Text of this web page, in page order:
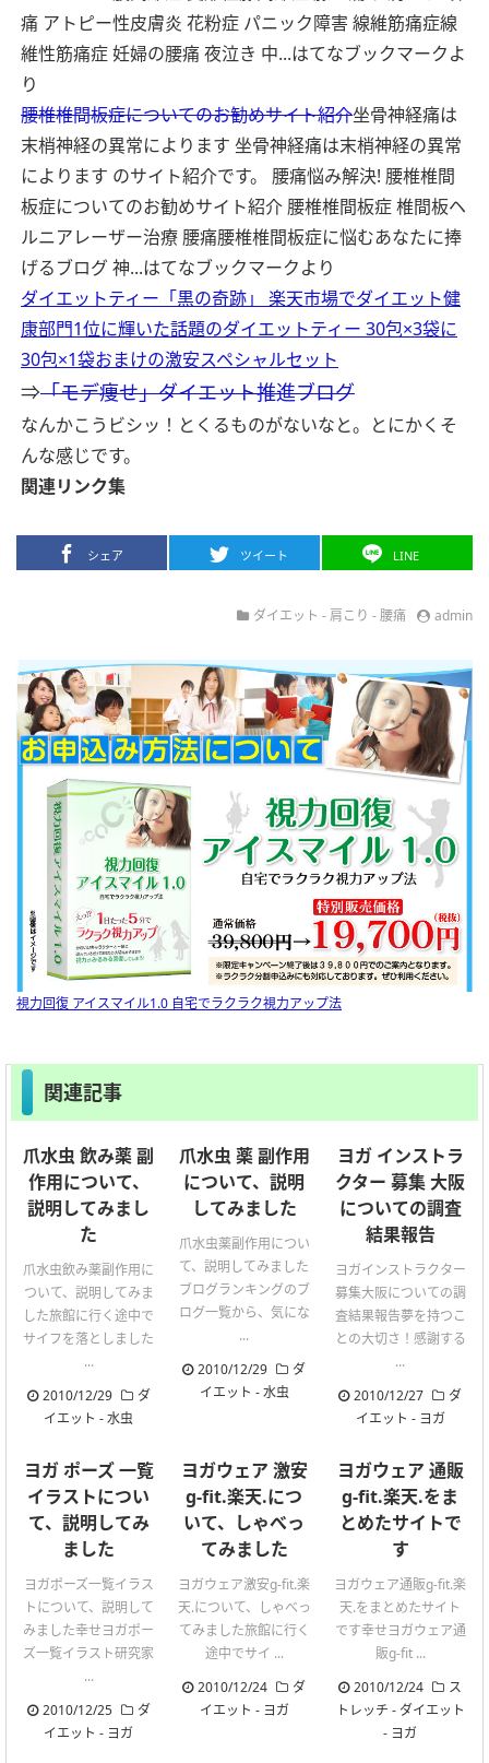
痛 アトピー性皮膚炎 花粉症 パニック障害 線維筋痛症線
維性筋痛症 妊婦の腰痛 夜泣き 中...はてなブックマークよ
り
腰椎椎間板症についてのお勧めサイト紹介坐骨神経痛は
末梢神経の異常によります 坐骨神経痛は末梢神経の異常
によります のサイト紹介です。 腰痛悩み解決! 腰椎椎間
板症についてのお勧めサイト紹介 腰椎椎間板症 椎間板ヘ
ルニアレーザー治療 腰痛腰椎椎間板症に悩むあなたに捧
げるブログ 神...はてなブックマークより
ダイエットティー「黒の奇跡」 楽天市場でダイエット健
康部門1位に輝いた話題のダイエットティー 30包×3袋に
30包×1袋おまけの激安スペシャルセット
⇒「モデ痩せ」ダイエット推進ブログ
なんかこうビシッ！とくるものがないなと。とにかくそ
んな感じです。
関連リンク集
シェア ツイート LINE
ダイエット -肩こり -腰痛 admin
視力回復 アイスマイル1.0 自宅でラクラク視力アップ法
関連記事
爪水虫 飲み薬 副
作用について、
説明してみまし
た
爪水虫飲み薬副作用に
ついて、説明してみま
した旅館に行く途中で
サイフを落としました
...
2010/12/29
ダ
イエット -水虫
爪水虫 薬 副作用
について、説明
してみました
爪水虫薬副作用につい
て、説明してみました
ブログランキングのブ
ログ一覧から、気にな
...
2010/12/29
ダ
イエット -水虫
ヨガ インストラ
クター 募集 大阪
についての調査
結果報告
ヨガインストラクター
募集大阪についての調
査結果報告夢を持つこ
との大切さ！感謝する
...
2010/12/27
ダ
イエット - ヨガ
ヨガ ポーズ 一覧
イラストについ
て、説明してみ
ました
ヨガポーズ一覧イラス
トについて、説明して
みました幸せヨガポー
ズ一覧イラスト研究家
...
2010/12/25
ダ
イエット - ヨガ
ヨガウェア 激安
g-fit.楽天.につ
いて、しゃべっ
てみました
ヨガウェア激安g-fit.楽
天.について、しゃべっ
てみました旅館に行く
途中でサイ ...
2010/12/24
ダ
イエット - ヨガ
ヨガウェア 通販
g-fit.楽天.をま
とめたサイトで
す
ヨガウェア通販g-fit.楽
天.をまとめたサイト
です幸せヨガウェア通
販g-fit ...
2010/12/24
ス
トレッチ - ダイエット
- ヨガ